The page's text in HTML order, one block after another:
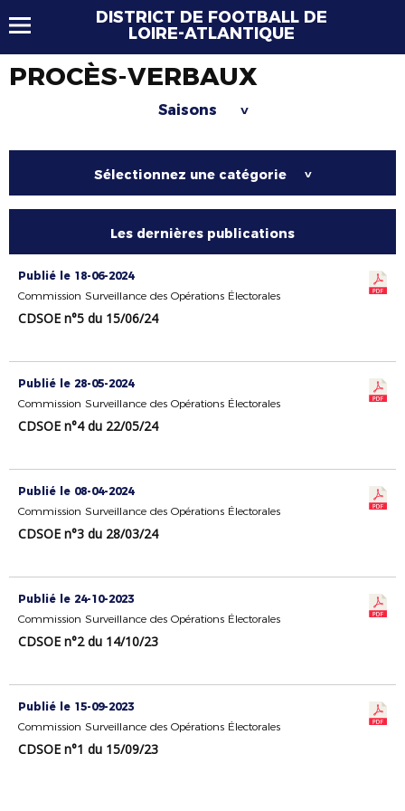
DISTRICT DE FOOTBALL DE
LOIRE-ATLANTIQUE
PROCÈS-VERBAUX
Saisons >
Sélectionnez une catégorie >
Les dernières publications
Publié le 18-06-2024
Commission Surveillance des Opérations Électorales
CDSOE n°5 du 15/06/24
Publié le 28-05-2024
Commission Surveillance des Opérations Électorales
CDSOE n°4 du 22/05/24
Publié le 08-04-2024
Commission Surveillance des Opérations Électorales
CDSOE n°3 du 28/03/24
Publié le 24-10-2023
Commission Surveillance des Opérations Électorales
CDSOE n°2 du 14/10/23
Publié le 15-09-2023
Commission Surveillance des Opérations Électorales
CDSOE n°1 du 15/09/23